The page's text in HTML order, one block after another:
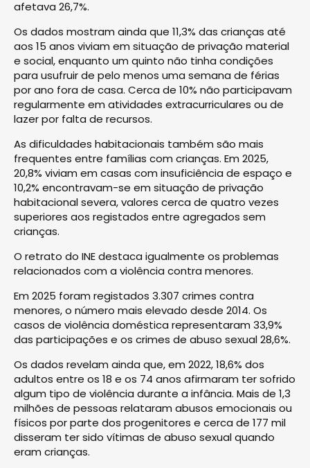
afetava 26,7%.
Os dados mostram ainda que 11,3% das crianças até
aos 15 anos viviam em situação de privação material
e social, enquanto um quinto não tinha condições
para usufruir de pelo menos uma semana de férias
por ano fora de casa. Cerca de 10% não participavam
regularmente em atividades extracurriculares ou de
lazer por falta de recursos.
As dificuldades habitacionais também são mais
frequentes entre famílias com crianças. Em 2025,
20,8% viviam em casas com insuficiência de espaço e
10,2% encontravam-se em situação de privação
habitacional severa, valores cerca de quatro vezes
superiores aos registados entre agregados sem
crianças.
O retrato do INE destaca igualmente os problemas
relacionados com a violência contra menores.
Em 2025 foram registados 3.307 crimes contra
menores, o número mais elevado desde 2014. Os
casos de violência doméstica representaram 33,9%
das participações e os crimes de abuso sexual 28,6%.
Os dados revelam ainda que, em 2022, 18,6% dos
adultos entre os 18 e os 74 anos afirmaram ter sofrido
algum tipo de violência durante a infância. Mais de 1,3
milhões de pessoas relataram abusos emocionais ou
físicos por parte dos progenitores e cerca de 177 mil
disseram ter sido vítimas de abuso sexual quando
eram crianças.